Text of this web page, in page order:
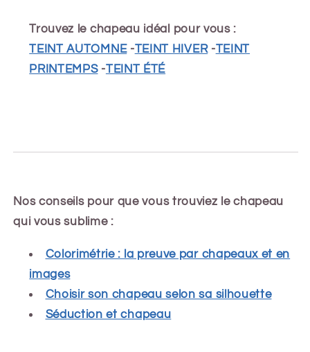
Trouvez le chapeau idéal pour vous :
TEINT AUTOMNE-TEINT HIVER-TEINT
PRINTEMPS-TEINT ÉTÉ
Nos conseils pour que vous trouviez le chapeau
qui vous sublime :
Colorimétrie : la preuve par chapeaux et en
images
Choisir son chapeau selon sa silhouette
Séduction et chapeau